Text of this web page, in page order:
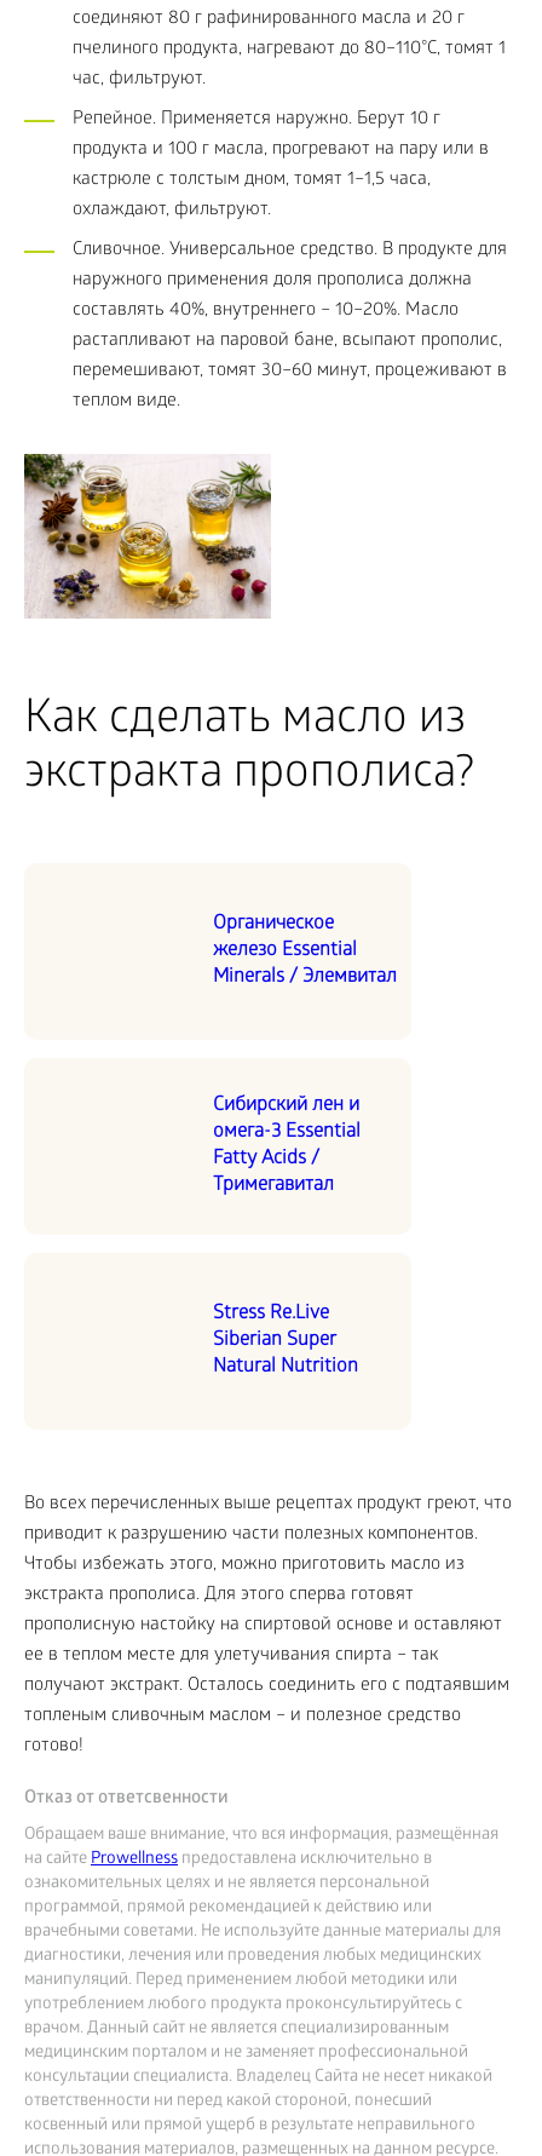
соединяют 80 г рафинированного масла и 20 г
пчелиного продукта, нагревают до 80–110°C, томят 1
час, фильтруют.
Репейное. Применяется наружно. Берут 10 г
продукта и 100 г масла, прогревают на пару или в
кастрюле с толстым дном, томят 1–1,5 часа,
охлаждают, фильтруют.
Сливочное. Универсальное средство. В продукте для
наружного применения доля прополиса должна
составлять 40%, внутреннего – 10–20%. Масло
растапливают на паровой бане, всыпают прополис,
перемешивают, томят 30–60 минут, процеживают в
теплом виде.
Как сделать масло из
экстракта прополиса?
Органическое
железо Essential
Minerals / Элемвитал
Сибирский лен и
омега-3 Essential
Fatty Acids /
Тримегавитал
Stress Re.Live
Siberian Super
Natural Nutrition
Во всех перечисленных выше рецептах продукт греют, что
приводит к разрушению части полезных компонентов.
Чтобы избежать этого, можно приготовить масло из
экстракта прополиса. Для этого сперва готовят
прополисную настойку на спиртовой основе и оставляют
ее в теплом месте для улетучивания спирта – так
получают экстракт. Осталось соединить его с подтаявшим
топленым сливочным маслом – и полезное средство
готово!
Отказ от ответсвенности
Обращаем ваше внимание, что вся информация, размещённая
на сайтеProwellness предоставлена исключительно в
ознакомительных целях и не является персональной
программой, прямой рекомендацией к действию или
врачебными советами. Не используйте данные материалы для
диагностики, лечения или проведения любых медицинских
манипуляций. Перед применением любой методики или
употреблением любого продукта проконсультируйтесь с
врачом. Данный сайт не является специализированным
медицинским порталом и не заменяет профессиональной
консультации специалиста. Владелец Сайта не несет никакой
ответственности ни перед какой стороной, понесший
косвенный или прямой ущерб в результате неправильного
использования материалов, размещенных на данном ресурсе.